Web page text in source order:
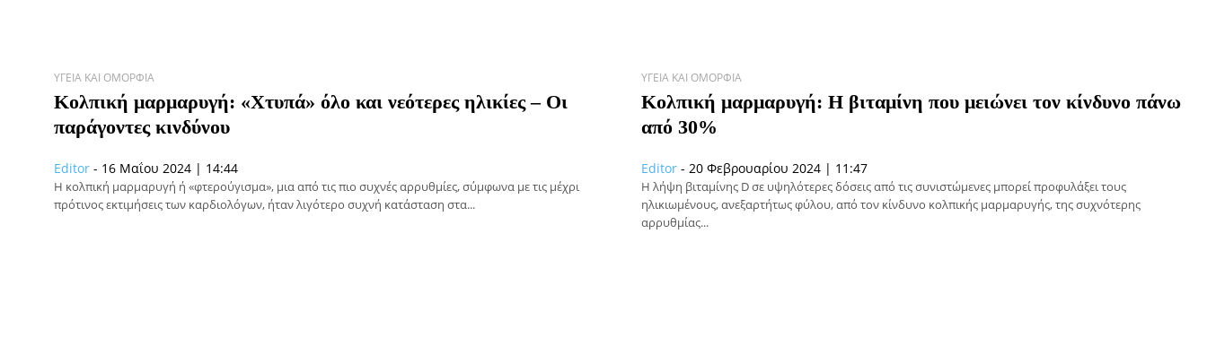
ΥΓΕΊΑ ΚΑΙ ΟΜΟΡΦΙΆ
Κολπική μαρμαρυγή: «Χτυπά» όλο και νεότερες ηλικίες – Οι
παράγοντες κινδύνου
Editor - 16 Μαΐου 2024 | 14:44
Η κολπική μαρμαρυγή ή «φτερούγισμα», μια από τις πιο συχνές αρρυθμίες, σύμφωνα με τις μέχρι
πρότινος εκτιμήσεις των καρδιολόγων, ήταν λιγότερο συχνή κατάσταση στα...
ΥΓΕΊΑ ΚΑΙ ΟΜΟΡΦΙΆ
Κολπική μαρμαρυγή: Η βιταμίνη που μειώνει τον κίνδυνο πάνω
από 30%
Editor - 20 Φεβρουαρίου 2024 | 11:47
Η λήψη βιταμίνης D σε υψηλότερες δόσεις από τις συνιστώμενες μπορεί προφυλάξει τους
ηλικιωμένους, ανεξαρτήτως φύλου, από τον κίνδυνο κολπικής μαρμαρυγής, της συχνότερης
αρρυθμίας...